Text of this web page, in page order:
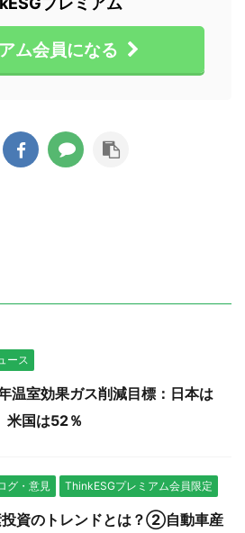
ム会員になる
ース
温室効果ガス削減目標：日本は
米国は52％
グ・意見 ThinkESGプレミアム会員限定
投資のトレンドとは？②自動車産